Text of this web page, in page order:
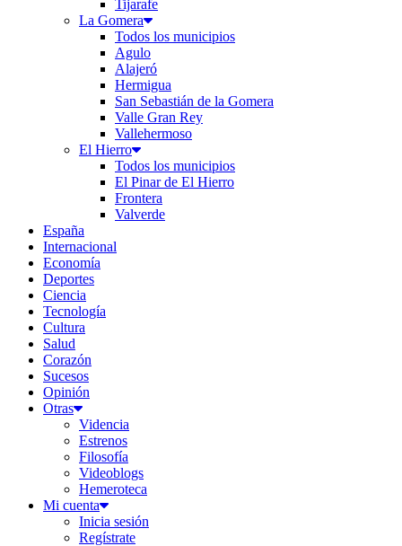
Tijarafe
La Gomera
Todos los municipios
Agulo
Alajeró
Hermigua
San Sebastián de la Gomera
Valle Gran Rey
Vallehermoso
El Hierro
Todos los municipios
El Pinar de El Hierro
Frontera
Valverde
España
Internacional
Economía
Deportes
Ciencia
Tecnología
Cultura
Salud
Corazón
Sucesos
Opinión
Otras
Videncia
Estrenos
Filosofía
Videoblogs
Hemeroteca
Mi cuenta
Inicia sesión
Regístrate